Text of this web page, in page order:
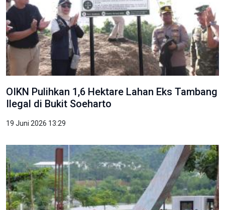
OIKN Pulihkan 1,6 Hektare Lahan Eks Tambang
Ilegal di Bukit Soeharto
19 Juni 2026 13:29